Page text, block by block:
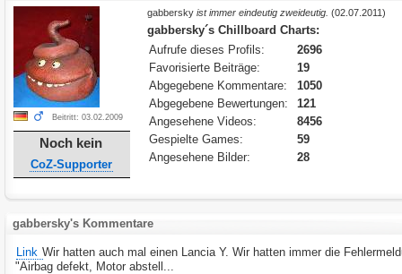
Beitritt: 03.02.2009
Noch kein
CoZ-Supporter
gabberskyist immer eindeutig zweideutig. (02.07.2011)
gabbersky´s Chillboard Charts:
Aufrufe dieses Profils:
2696
Favorisierte Beiträge:
19
Abgegebene Kommentare:
1050
Abgegebene Bewertungen:
121
Angesehene Videos:
8456
Gespielte Games:
59
Angesehene Bilder:
28
gabbersky's Kommentare
Link Wir hatten auch mal einen Lancia Y. Wir hatten immer die
"Airbag defekt, Motor abstell...